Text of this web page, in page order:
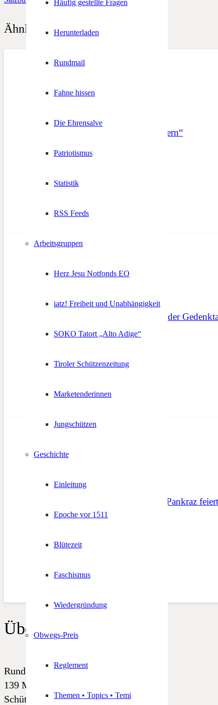
Häufig gestellte Fragen
Herunterladen
Rundmail
Fahne hissen
Die Ehrensalve
Patriotismus
Statistik
RSS Feeds
Arbeitsgruppen
Herz Jesu Notfonds EO
iatz! Freiheit und Unabhängigkeit
SOKO Tatort „Alto Adige“
Tiroler Schützenzeitung
Marketenderinnen
Jungschützen
Geschichte
Einleitung
Epoche vor 1511
Blütezeit
Faschismus
Wiedergründung
Obwegs-Preis
Reglement
Themen • Topics • Temi
Ähnliche Beiträge
Festakt „Tirol trifft Bayern“
27. Mai 2013
Festakt zur Enthüllung der
28. Oktober 2013
Schützenkompanie St. Pankraz
Über uns
Rund 5.000 Schützen, Jungschützen in
139 Mitgliedskompanien und 2
Schützenkapellen – das ist der